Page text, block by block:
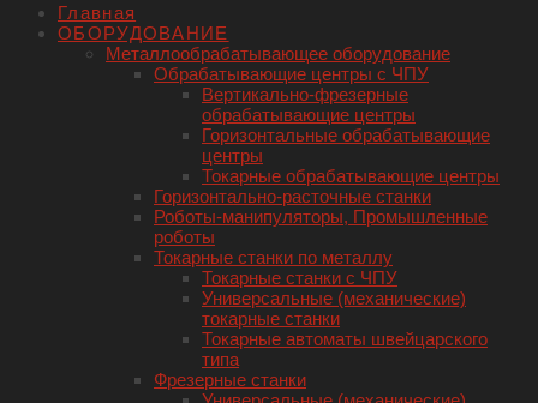
Главная
ОБОРУДОВАНИЕ
Металлообрабатывающее оборудование
Обрабатывающие центры с ЧПУ
Вертикально-фрезерные
обрабатывающие центры
Горизонтальные обрабатывающие
центры
Токарные обрабатывающие центры
Горизонтально-расточные станки
Роботы-манипуляторы, Промышленные
роботы
Токарные станки по металлу
Токарные станки с ЧПУ
Универсальные (механические)
токарные станки
Токарные автоматы швейцарского
типа
Фрезерные станки